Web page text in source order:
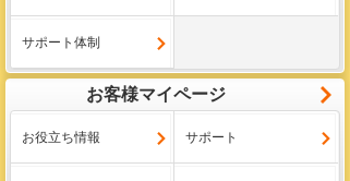
サポート体制
お客様マイページ
お役立ち情報 サポート